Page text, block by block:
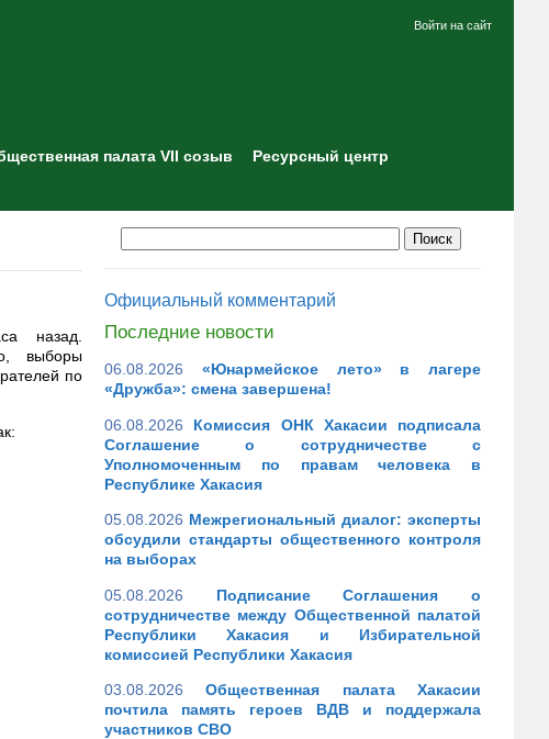
Войти на сайт
палата VII созыв
Ресурсный центр
назад.
выборы
по
Официальный комментарий
Последние новости
06.08.2026
«Юнармейское лето» в лагере
«Дружба»: смена завершена!
06.08.2026
Комиссия ОНК Хакасии подписала
Соглашение о сотрудничестве с
Уполномоченным по правам человека в
Республике Хакасия
05.08.2026 Межрегиональный диалог: эксперты
обсудили стандарты общественного контроля
на выборах
05.08.2026
Подписание Соглашения о
сотрудничестве между Общественной палатой
Республики Хакасия и Избирательной
комиссией Республики Хакасия
03.08.2026
Общественная палата Хакасии
почтила память героев ВДВ и поддержала
участников СВО